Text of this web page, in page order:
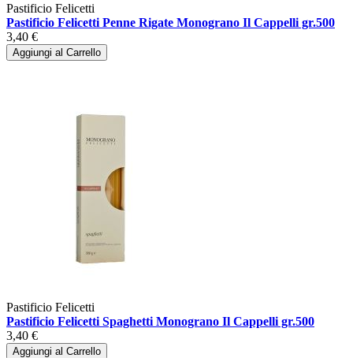
Pastificio Felicetti
Pastificio Felicetti Penne Rigate Monograno Il Cappelli gr.500
3,40 €
Aggiungi al Carrello
Pastificio Felicetti
Pastificio Felicetti Spaghetti Monograno Il Cappelli gr.500
3,40 €
Aggiungi al Carrello